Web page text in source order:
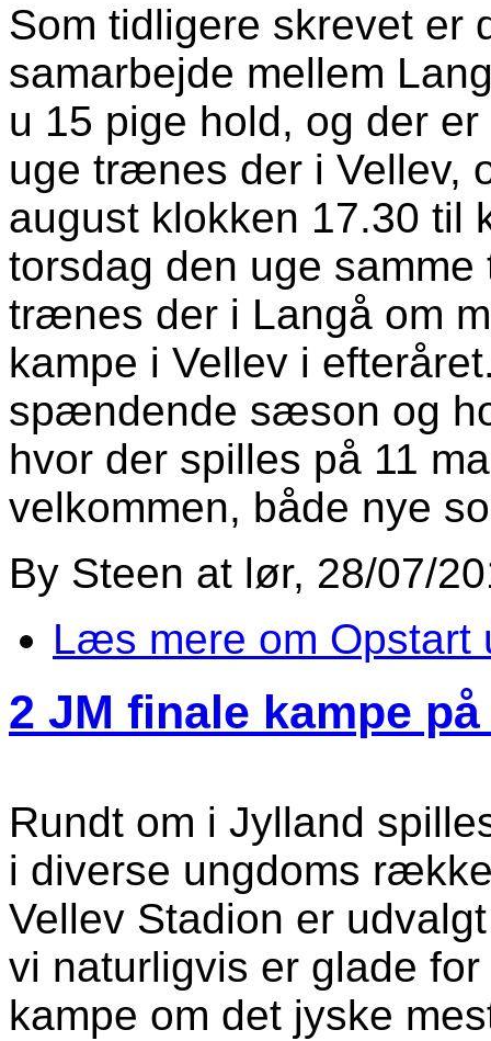
Som tidligere skrevet er
samarbejde mellem
u 15 pige hold, og der
uge trænes der i Vellev,
august klokken 17.30 til
torsdag den uge
trænes der i Langå om
kampe i Vellev i
spændende sæson og
hvor der spilles på 11
velkommen, både nye
By Steen at lør, 28/07/
Læs mere om Opstart
2 JM finale kampe
Rundt om i Jylland
i diverse ungdoms
Vellev Stadion er
vi naturligvis er glade
kampe om det jyske